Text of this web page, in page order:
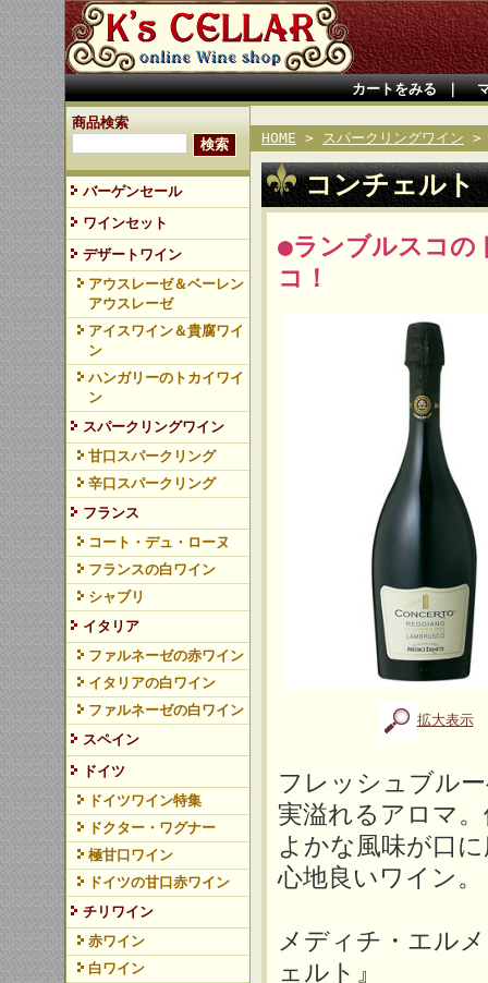
カートをみる｜
商品検索
バーゲンセール
ワインセット
デザートワイン
アウスレーゼ＆ベーレン
アウスレーゼ
アイスワイン＆貴腐ワイ
ン
ハンガリーのトカイワイ
ン
スパークリングワイン
甘口スパークリング
辛口スパークリング
フランス
コート・デュ・ローヌ
フランスの白ワイン
シャブリ
イタリア
ファルネーゼの赤ワイン
イタリアの白ワイン
ファルネーゼの白ワイン
スペイン
ドイツ
ドイツワイン特集
ドクター・ワグナー
極甘口ワイン
ドイツの甘口赤ワイン
チリワイン
赤ワイン
白ワイン
HOME > スパークリングワイン
コンチェル
●ランブルスコの
コ！
拡大表示
フレッシュブル
実溢れるアロマ
よかな風味が口
心地良いワイン。
メディチ・エル
ェルト』